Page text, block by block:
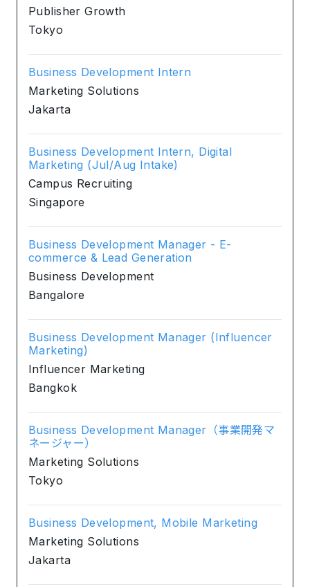
Publisher Growth
Tokyo
Business Development Intern
Marketing Solutions
Jakarta
Business Development Intern, Digital
Marketing (Jul/Aug Intake)
Campus Recruiting
Singapore
Business Development Manager - E-
commerce & Lead Generation
Business Development
Bangalore
Business Development Manager (Influencer
Marketing)
Influencer Marketing
Bangkok
Business Development Manager（事業開発マ
ネージャー）
Marketing Solutions
Tokyo
Business Development, Mobile Marketing
Marketing Solutions
Jakarta